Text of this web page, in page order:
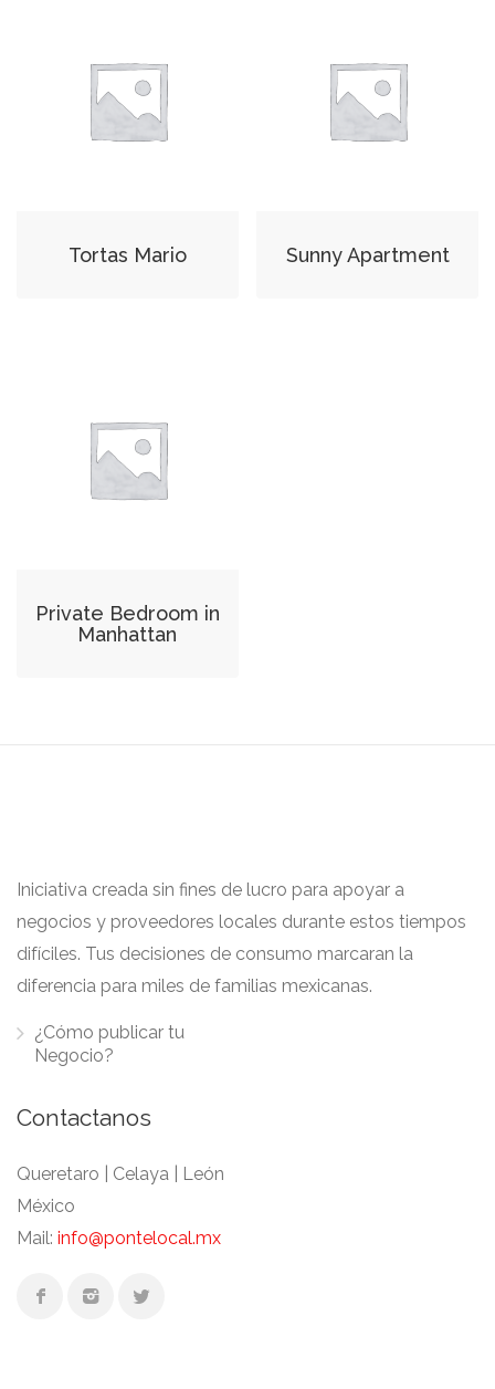
Tortas Mario Sunny Apartment
Private Bedroom in
Manhattan
Iniciativa creada sin fines de lucro para apoyar a
negocios y proveedores locales durante estos tiempos
difíciles. Tus decisiones de consumo marcaran la
diferencia para miles de familias mexicanas.
¿Cómo publicar tu
Negocio?
Contactanos
Queretaro | Celaya | León
México
Mail: info@pontelocal.mx